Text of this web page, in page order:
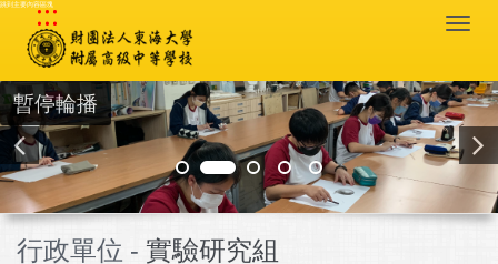
跳到主要內容區塊
:::
暫停輪播
行政單位 - 實驗研究組